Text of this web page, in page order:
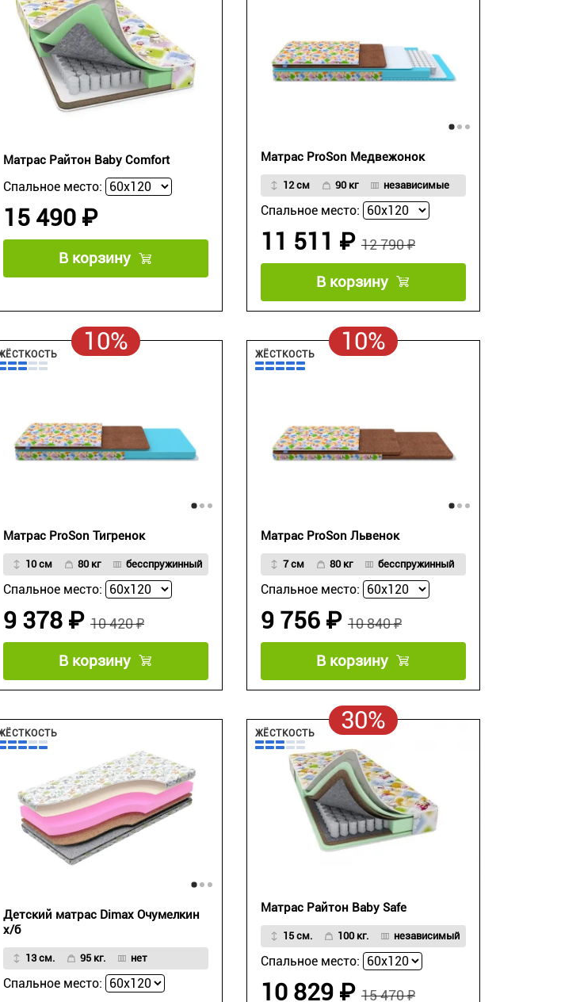
Матрас Райтон Baby Comfort
Спальное место:
15 490 ₽
В корзину
Матрас ProSon Медвежонок
12 см 90 кг независимые
Спальное место:
12 790 ₽
11 511 ₽
В корзину
10%
Матрас ProSon Тигренок
10 см 80 кг бесспружинный
Спальное место:
10 420 ₽
9 378 ₽
В корзину
10%
ЖЁСТКОСТЬ
Матрас ProSon Львенок
7 см 80 кг бесспружинный
Спальное место:
10 840 ₽
9 756 ₽
В корзину
Детский матрас Dimax Очумелкин
х/б
13 см. 95 кг. нет
Спальное место:
30%
ЖЁСТКОСТЬ
Матрас Райтон Baby Safe
15 см. 100 кг. независимый
Спальное место:
15 470 ₽
10 829 ₽